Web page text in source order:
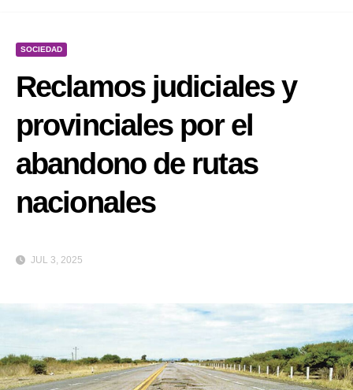
SOCIEDAD
Reclamos judiciales y
provinciales por el
abandono de rutas
nacionales
JUL 3, 2025